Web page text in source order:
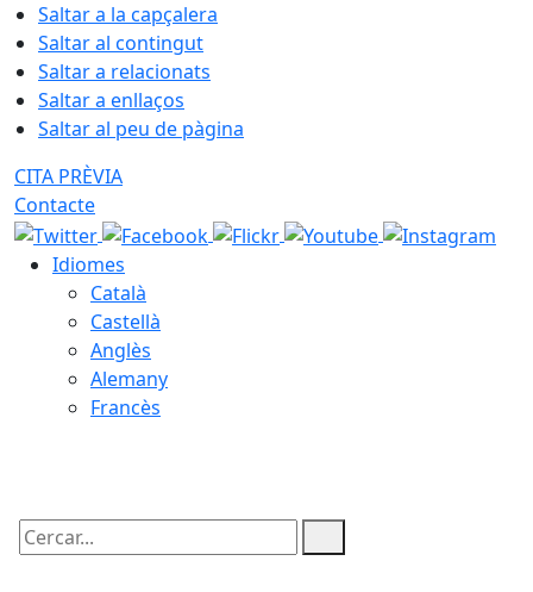
Saltar a la capçalera
Saltar al contingut
Saltar a relacionats
Saltar a enllaços
Saltar al peu de pàgina
CITA PRÈVIA
Contacte
Idiomes
Català
Castellà
Anglès
Alemany
Francès
Cercar: